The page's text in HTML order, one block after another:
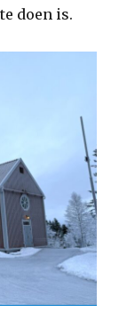
doen is.